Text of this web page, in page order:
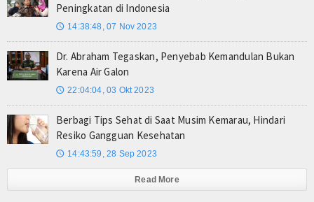
Peningkatan di Indonesia
🕔 14:38:48, 07 Nov 2023
Dr. Abraham Tegaskan, Penyebab Kemandulan Bukan
Karena Air Galon
🕔 22:04:04, 03 Okt 2023
Berbagi Tips Sehat di Saat Musim Kemarau, Hindari
Resiko Gangguan Kesehatan
🕔 14:43:59, 28 Sep 2023
Read More